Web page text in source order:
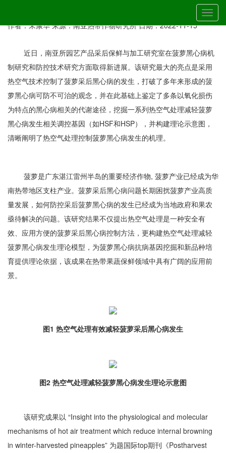
切
换
作者：宋康华 来源：南亚热带作物研究所日期：2022-11-15
近日，南亚所园艺产品采后保鲜与加工研究室在菠萝黑心病机
制研究和防控技术研究方面取得新进展。该研究最大的亮点是采用
热空气技术控制了菠萝采后黑心病的发生，打破了多年来形成的菠
萝黑心病可防不可治的观念，并在此基础上鉴定了多条以氧化损伤
为特点的黑心病相关的代谢途径，挖掘一系列热空气处理减轻菠萝
黑心病发生相关调控基因（如HSF和HSP），并构建理论示意图，
清晰阐明了热空气处理控制菠萝黑心病发生的机理。
菠萝是广东湛江雷州半岛的重要经济作物, 菠萝产业已经成为华
南热带地区支柱产业。菠萝采后黑心病问题长期困扰菠萝产业高质
量发展，如何防控采后菠萝黑心病的发生已经成为当地政府和果农
亟待解决的问题。该研究结果不仅提出热空气处理是一种安全有
效、应用方便的菠萝采后黑心病控制方法，更构建热空气处理减轻
菠萝黑心病发生理论模型，为菠萝黑心病抗病基因挖掘和新品种培
育提供理论依据，该成果在热带果蔬保鲜领域中具有广阔的应用前
景。
图1 热空气处理有效减轻菠萝采后黑心病发生
图2 热空气处理减轻菠萝黑心病发生理论示意图
该研究成果以 “Insight into the physiological and molecular
mechanisms of hot air treatment which reduce internal browning
in winter-harvested pineapples” 为题国际top期刊《Postharvest